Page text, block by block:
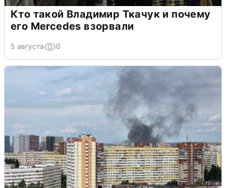
Кто такой Владимир Ткачук и почему
его Mercedes взорвали
5 августа 0